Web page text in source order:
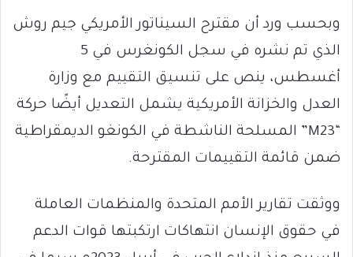
وبحسب ورد أن مقترح السيناتور الأمريكي جيم روش
الذي تم نشره في سجل الكونغرس في 5
أغسطس، ينص على تنسيق التقييم مع وزارة
العدل والخزانة الأمريكية يشمل التعديل أيضًا حركة
“M23” المسلحة الناشطة في الكونغو الديمقراطية
ضمن قائمة التقييمات المقترحة.
ووثقت تقارير الأمم المتحدة والمنظمات العاملة
في حقوق الإنسان انتهاكات ارتكبتها قوات الدعم